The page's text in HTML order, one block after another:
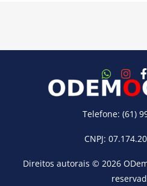
Telefone: (61)
CNPJ:
Direitos autorais © 2026